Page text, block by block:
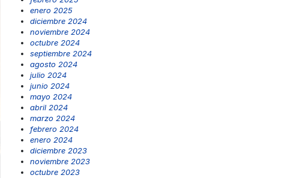
enero 2025
diciembre 2024
noviembre 2024
octubre 2024
septiembre 2024
agosto 2024
julio 2024
junio 2024
mayo 2024
abril 2024
marzo 2024
febrero 2024
enero 2024
diciembre 2023
noviembre 2023
octubre 2023